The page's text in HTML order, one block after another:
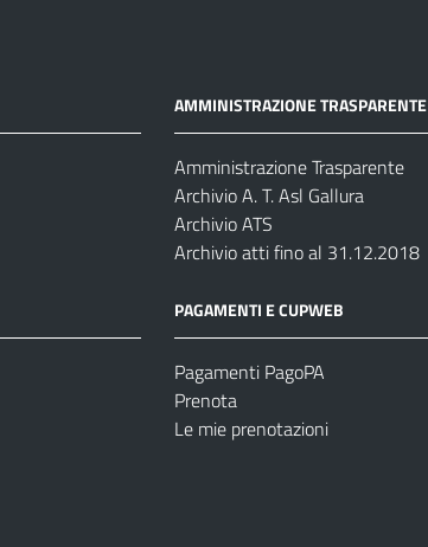
AMMINISTRAZIONE TRASPARENTE
Amministrazione Trasparente
Archivio A. T. Asl Gallura
Archivio ATS
Archivio atti fino al 31.12.2018
PAGAMENTI E CUPWEB
Pagamenti PagoPA
Prenota
Le mie prenotazioni